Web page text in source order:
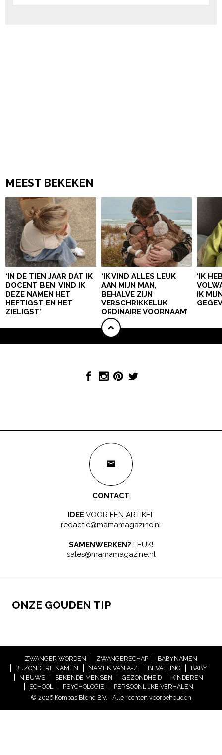
MEEST BEKEKEN
‘IN DE TIEN JAAR DAT IK
DOCENT BEN, VIND IK
DEZE NAMEN HET
HEFTIGST EN HET
ZIELIGST’
‘IK VIND ALLES LEUK
AAN MIJN MAN,
BEHALVE ZIJN
VERSCHRIKKELIJK
ORDINAIRE VOORNAAM’
‘IK
IK
CONTACT
IDEEVOOR EEN ARTIKEL
redactie@mamamagazine.nl
SAMENWERKEN? LEUK!
sales@mamamagazine.nl
ONZE GOUDEN TIP
ZWANGER WORDEN ZWANGERSCHAP
BABYNAMEN
BIJZONDERE NAMEN
NAMEN VAN A-Z BEVALLING
BABY
NIEUWS
BEKENDE MENSEN GEZONDHEID
KINDEREN
SCHOOL
PSYCHOLOGIE
PERSOONLIJKE VERHALEN
© 2026 Kompas Blend B.V. - Alle rechten voorbehouden